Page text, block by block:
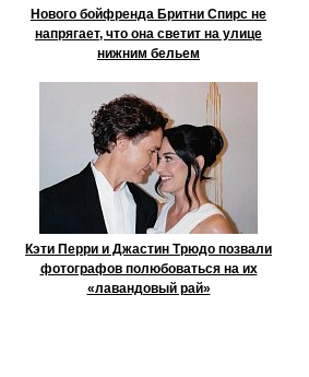
Нового бойфренда Бритни Спирс не
напрягает, что она светит на улице
нижним бельем
Кэти Перри и Джастин Трюдо позвали
фотографов полюбоваться на их
«лавандовый рай»